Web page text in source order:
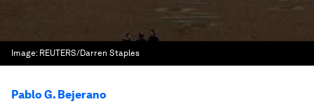
Image: REUTERS/Darren Staples
Pablo G. Bejerano